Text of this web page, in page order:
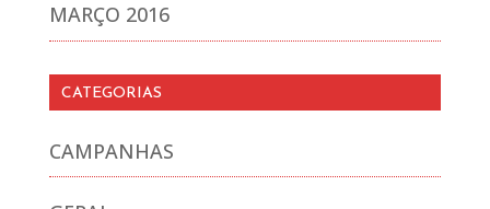
MARÇO 2016
CATEGORIAS
CAMPANHAS